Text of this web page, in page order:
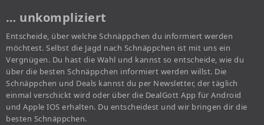
… unkompliziert
Entscheide, über welche Schnäppchen du informiert werden
möchtest. Selbst die Jagd nach Schnäppchen ist mit uns ein
Vergnügen. Du hast die Wahl und kannst so entscheide, wie du
über die besten Schnäppchen informiert werden willst. Die
Schnäppchen und Deals kannst du per Newsletter, der täglich
einmal verschickt wird oder über die DealGott App für Android
und Apple IOS erhalten. Du entscheidest und wir bringen dir die
besten Schnäppchen.